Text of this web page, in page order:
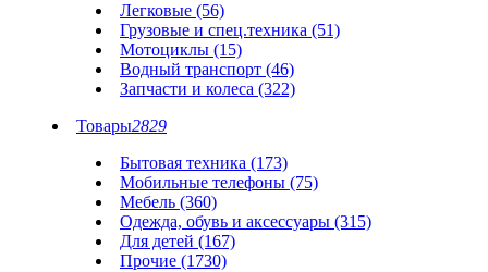
Легковые (56)
Грузовые и спец.техника (51)
Мотоциклы (15)
Водный транспорт (46)
Запчасти и колеса (322)
Товары2829
Бытовая техника (173)
Мобильные телефоны (75)
Мебель (360)
Одежда, обувь и аксессуары (315)
Для детей (167)
Прочие (1730)